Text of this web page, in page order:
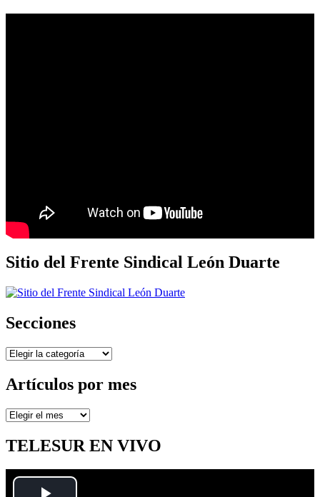
Sitio del Frente Sindical León Duarte
Secciones
Secciones
Artículos por mes
Artículos
mes
TELESUR EN VIVO